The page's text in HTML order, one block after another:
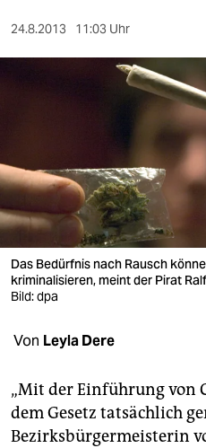
sport
wahrheit
verlag
verlag
veranstaltungen
fragen & hilfe
unterstützen
abo
24.8.2013 11:03 Uhr
Das Bedürfnis nach Rausch
kriminalisieren, meint der Pirat
Bild: dpa
Von Leyla Dere
„Mit der Einführung von
dem Gesetz tatsächlich
Bezirksbürgermeisterin